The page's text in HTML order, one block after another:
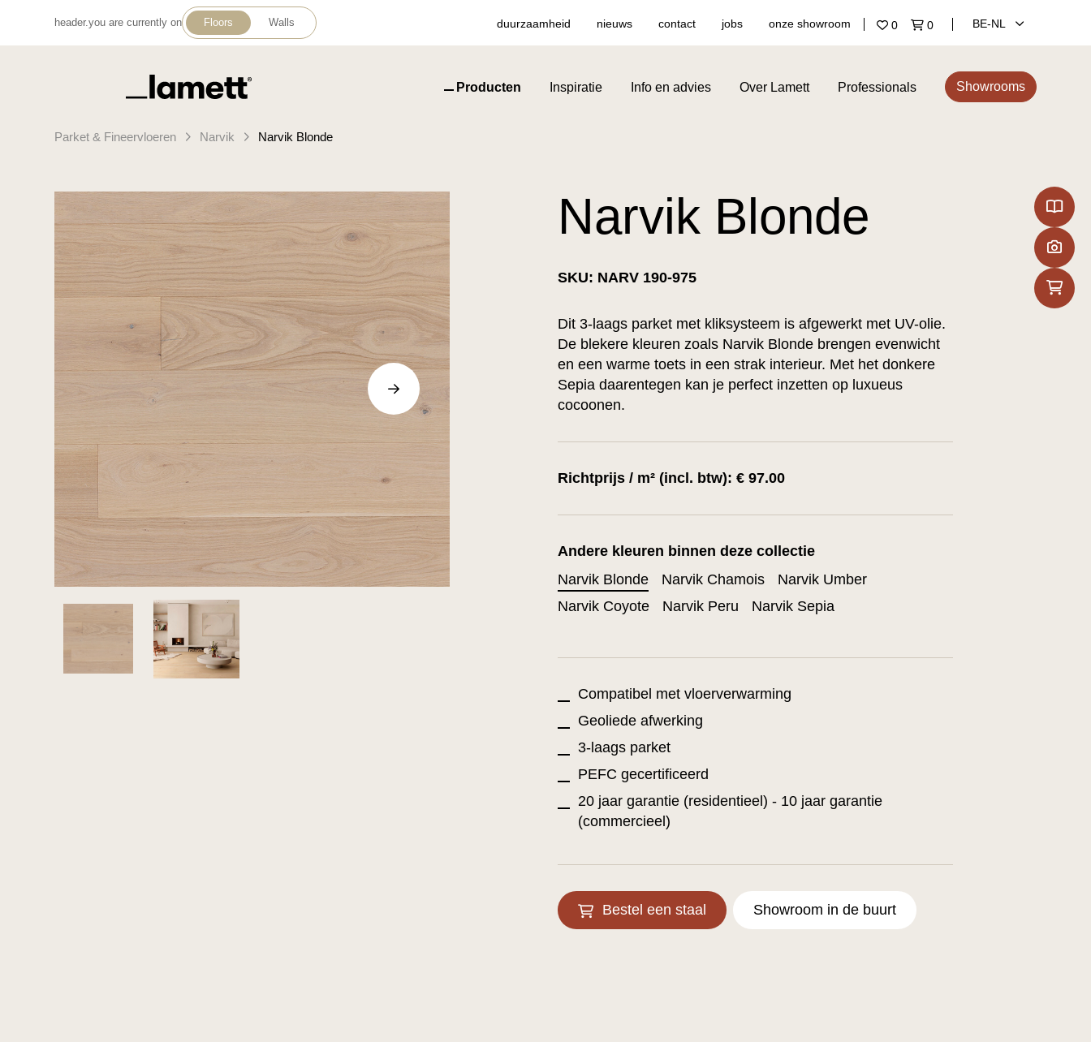
header.you are currently on Floors Walls duurzaamheid nieuws contact jobs onze showroom 0 0 BE‑NL
Terug naar home Producten Inspiratie Info en advies Over Lamett Professionals Showrooms
Parket & Fineervloeren Narvik Narvik Blonde
Narvik Blonde
SKU: NARV 190-975
Dit 3-laags parket met kliksysteem is afgewerkt met UV-olie.
De blekere kleuren zoals Narvik Blonde brengen evenwicht
en een warme toets in een strak interieur. Met het donkere
Sepia daarentegen kan je perfect inzetten op luxueus
cocoonen.
Richtprijs / m² (incl. btw): € 97.00
Andere kleuren binnen deze collectie
Narvik Blonde
Narvik Chamois
Narvik Umber
Narvik Coyote
Narvik Peru Narvik Sepia
Compatibel met vloerverwarming
Geoliede afwerking
3-laags parket
PEFC gecertificeerd
20 jaar garantie (residentieel) - 10 jaar garantie
(commercieel)
Bestel een staal Showroom in de buurt